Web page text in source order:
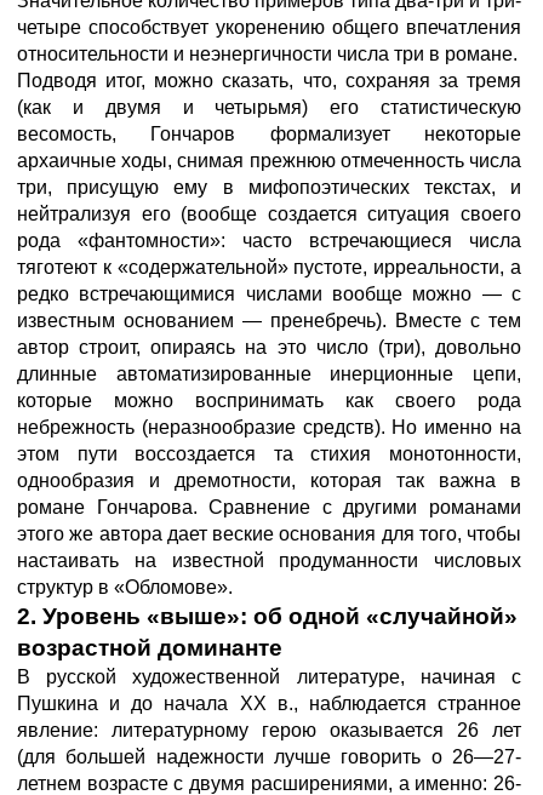
четыре способствует укоренению общего впечатления
относительности и неэнергичности числа три в романе.
Подводя итог, можно сказать, что, сохраняя за тремя
(как и двумя и четырьмя) его статистическую
весомость, Гончаров формализует некоторые
архаичные ходы, снимая прежнюю отмеченность числа
три, присущую ему в мифопоэтических текстах, и
нейтрализуя его (вообще создается ситуация своего
рода «фантомности»: часто встречающиеся числа
тяготеют к «содержательной» пустоте, ирреальности, а
редко встречающимися числами вообще можно — с
известным основанием — пренебречь). Вместе с тем
автор строит, опираясь на это число (три), довольно
длинные автоматизированные инерционные цепи,
которые можно воспринимать как своего рода
небрежность (неразнообразие средств). Но именно на
этом пути воссоздается та стихия монотонности,
однообразия и дремотности, которая так важна в
романе Гончарова. Сравнение с другими романами
этого же автора дает веские основания для того, чтобы
настаивать на известной продуманности числовых
структур в «Обломове».
2. Уровень «выше»: об одной «случайной»
возрастной доминанте
В русской художественной литературе, начиная с
Пушкина и до начала XX в., наблюдается странное
явление: литературному герою оказывается 26 лет
(для большей надежности лучше говорить о 26—27-
летнем возрасте с двумя расширениями, а именно: 26-